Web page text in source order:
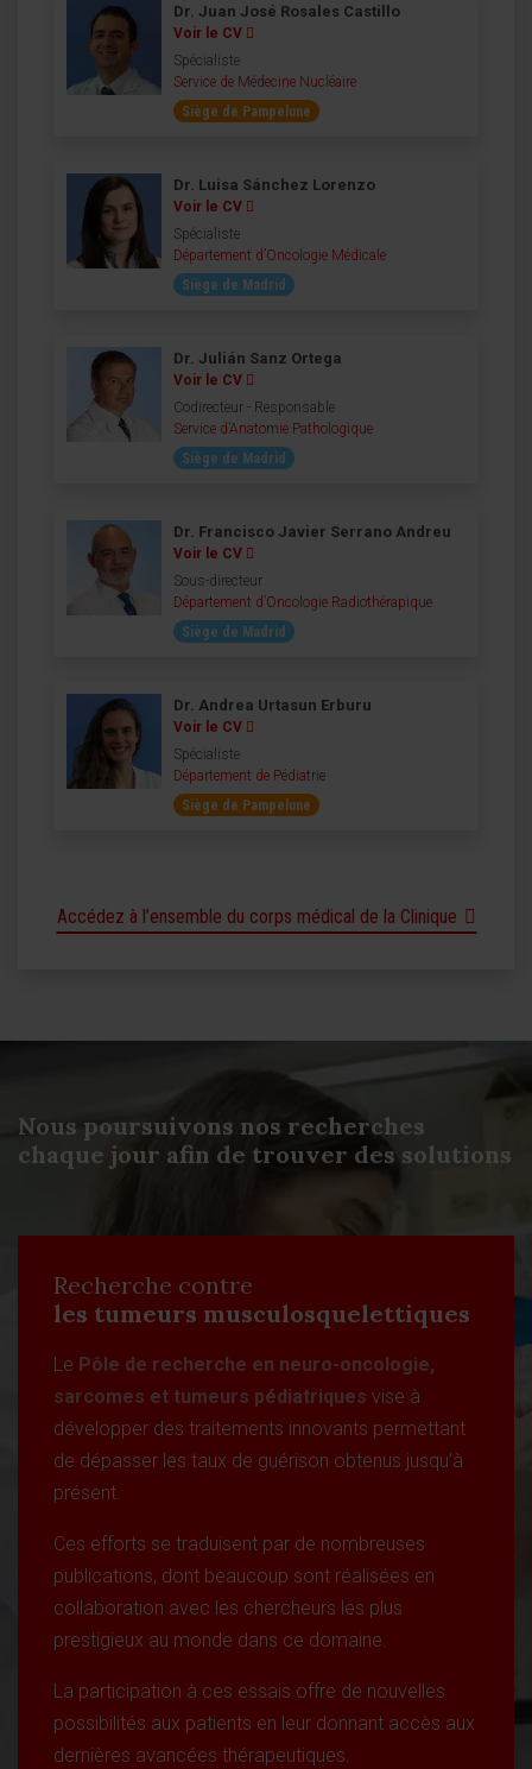
Dr. Juan José Rosales Castillo
Voir le CV
Spécialiste
Service de Médecine Nucléaire
Siège de Pampelune
Dr. Luisa Sánchez Lorenzo
Voir le CV
Spécialiste
Département d’Oncologie Médicale
Siège de Madrid
Dr. Julián Sanz Ortega
Voir le CV
Codirecteur - Responsable
Service d’Anatomie Pathologique
Siège de Madrid
Dr. Francisco Javier Serrano Andreu
Voir le CV
Sous-directeur
Département d’Oncologie Radiothérapique
Siège de Madrid
Dr. Andrea Urtasun Erburu
Voir le CV
Spécialiste
Département de Pédiatrie
Siège de Pampelune
Accédez à l’ensemble du corps médical de la Clinique
Nous poursuivons nos recherches
chaque jour afin de trouver des solutions
Recherche contre
les tumeurs musculosquelettiques
Le Pôle de recherche en neuro-oncologie,
sarcomes et tumeurs pédiatriques vise à
développer des traitements innovants permettant
de dépasser les taux de guérison obtenus jusqu’à
présent.
Ces efforts se traduisent par de nombreuses
publications, dont beaucoup sont réalisées en
collaboration avec les chercheurs les plus
prestigieux au monde dans ce domaine.
La participation à ces essais offre de nouvelles
possibilités aux patients en leur donnant accès aux
dernières avancées thérapeutiques.